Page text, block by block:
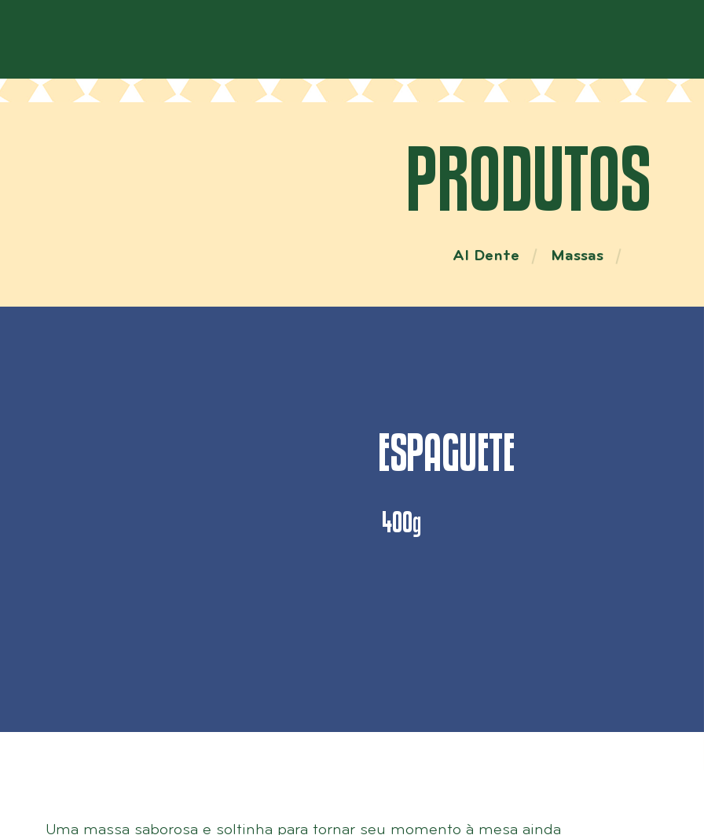
PRODUTOS
Al Dente Massas
ESPAGUETE
400g
Uma massa saborosa e soltinha para tornar seu momento à mesa ainda